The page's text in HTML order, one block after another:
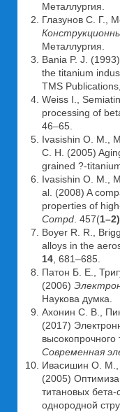
Металлургия.
Глазунов С. Г.,
Металлургия.
Bania P. J.
the titanium
TMS
Weiss I.,
processing of
46–65.
Ivasishin O. M.,
C. H. (2005)
grained ?-
Ivasishin O. M.,
al. (2008) A
properties of
Compd . 457(1–2)
Boyer R. R.,
alloys in the
14 , 681–685.
Патон Б. Е.,
(2006)
Наукова думка.
Ахонин С. В.,
(2017)
высокопрочного
Современная
Ивасишин О. М.,
(2005)
титановых
однородной